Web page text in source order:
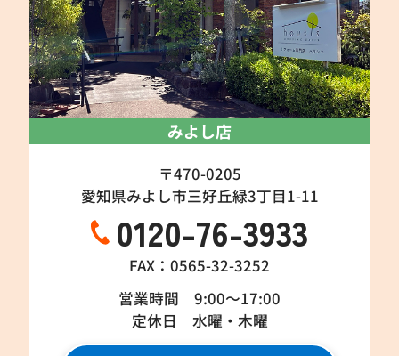
みよし店
〒470-0205
愛知県みよし市三好丘緑3丁目1-11
0120-76-3933
FAX：0565-32-3252
営業時間 9:00～17:00
定休日 水曜・木曜